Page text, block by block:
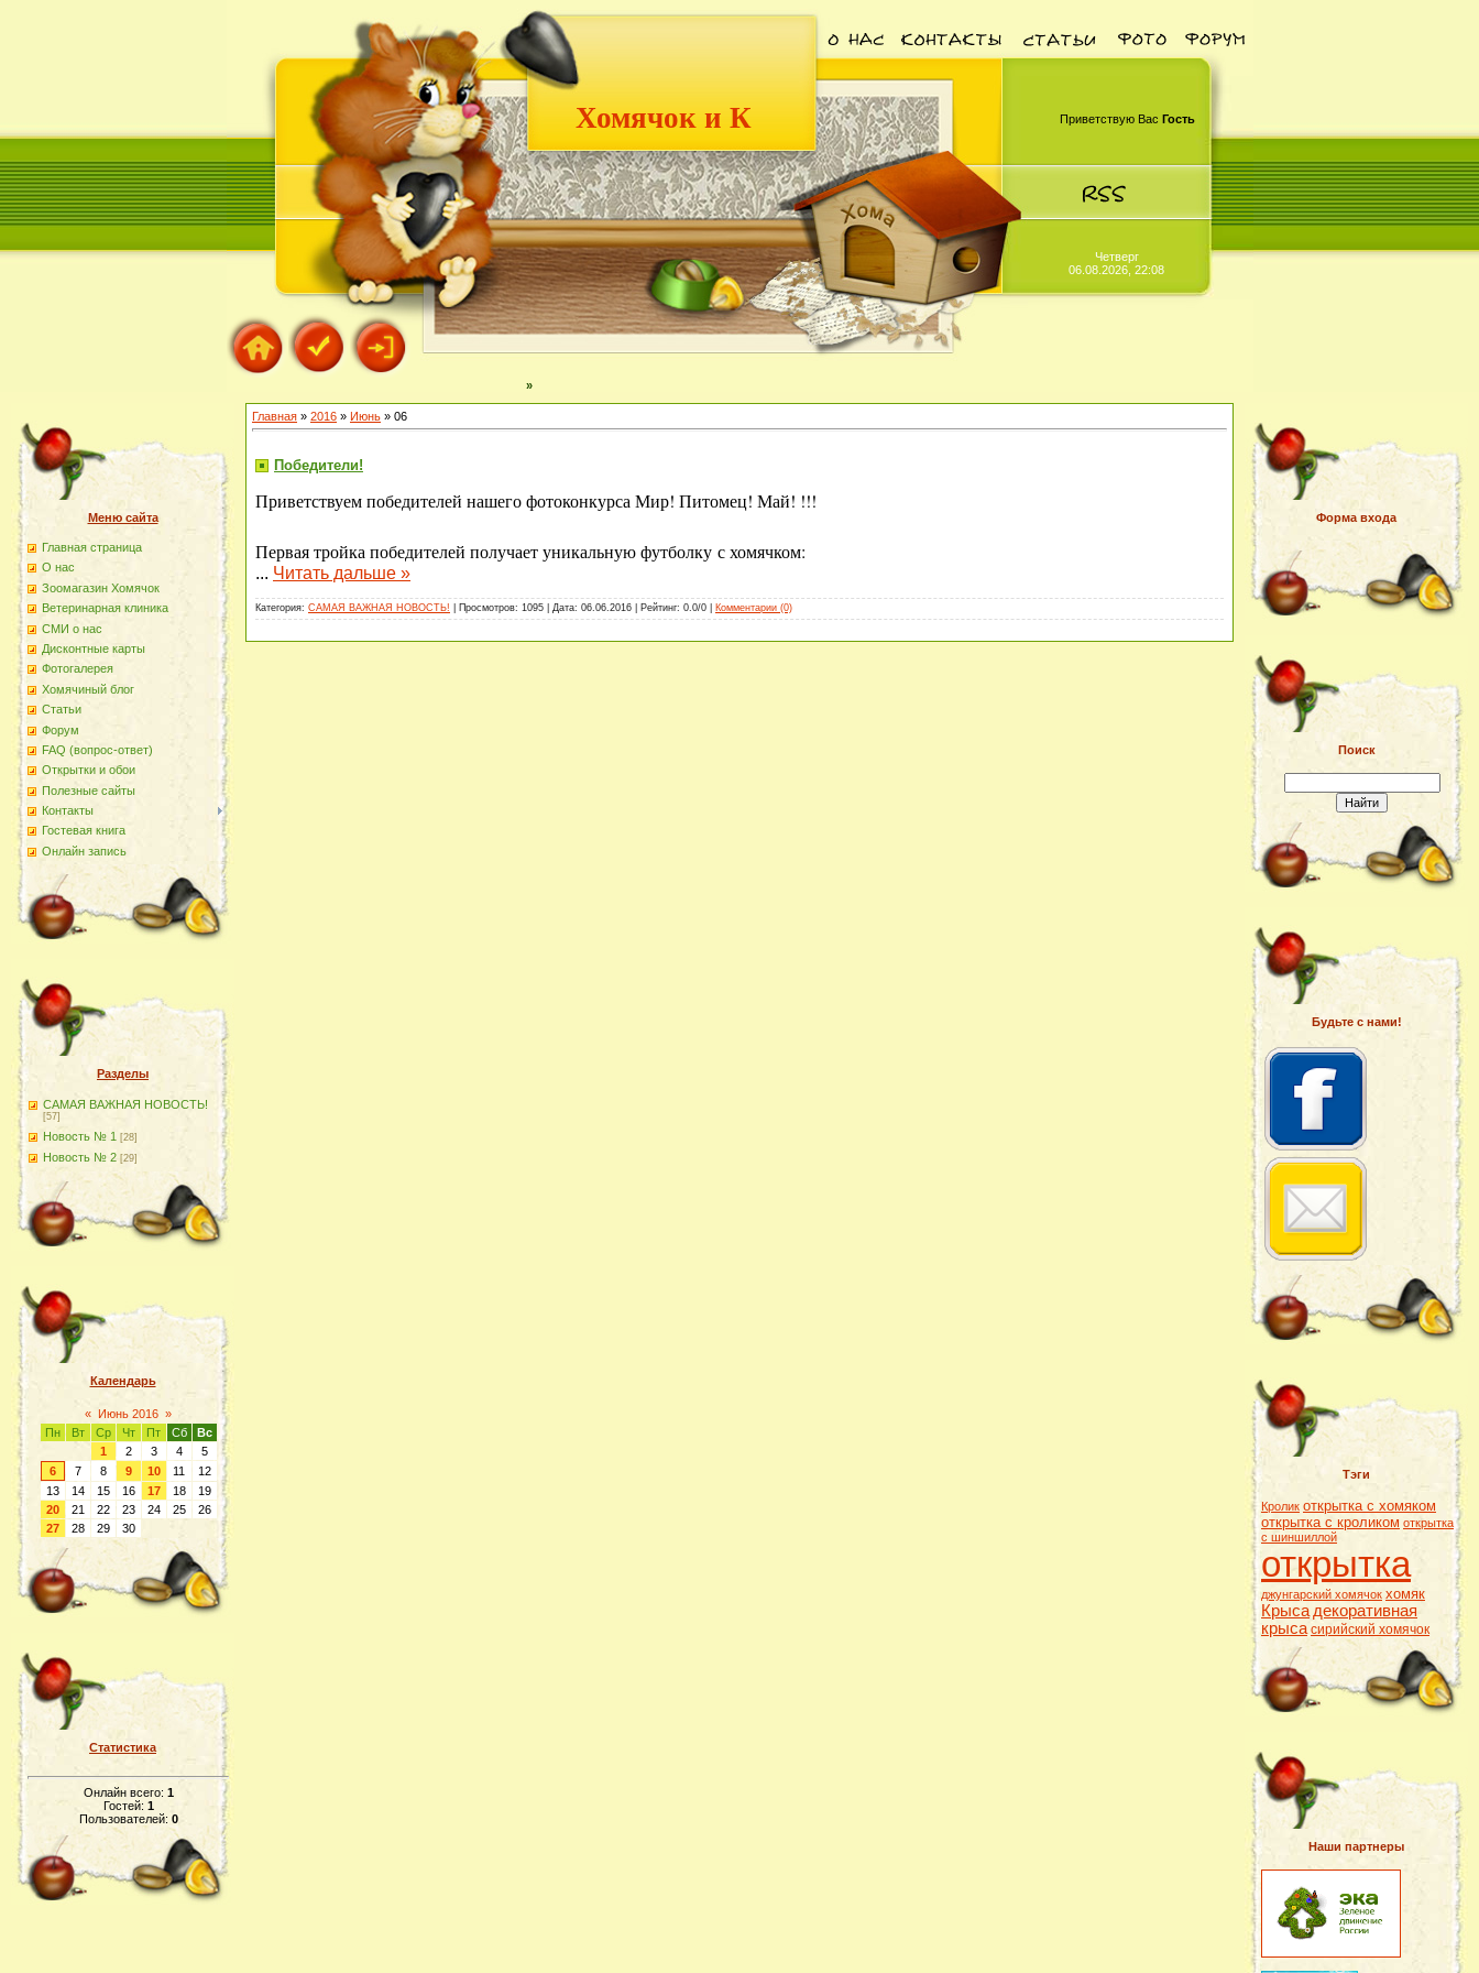
Хомячок и К Приветствую Вас Гость
Четверг
06.08.2026, 22:08
»
Меню сайта
Главная страница
О наc
Зоомагазин Хомячок
Ветеринарная клиника
СМИ о нас
Дисконтные карты
Фотогалерея
Хомячиный блог
Статьи
Форум
FAQ (вопрос-ответ)
Открытки и обои
Полезные сайты
Контакты
Гостевая книга
Онлайн запись
Разделы
САМАЯ ВАЖНАЯ НОВОСТЬ!
[57]
Новость № 1 [28]
Новость № 2 [29]
Календарь
« Июнь 2016 »
Пн
Вт Ср Чт Пт Сб
Вс
1
2 3 4
5
6
7 8 9 10 11
12
13
14 15 16 17 18
19
20
21 22 23 24 25
26
27
28 29 30
Статистика
Онлайн всего: 1
Гостей: 1
Пользователей: 0
Главная » 2016 » Июнь » 06
Победители!
Приветствуем победителей нашего фотоконкурса Мир! Питомец! Май! !!!
Первая тройка победителей получает уникальную футболку с хомячком:
... Читать дальше »
Категория: САМАЯ ВАЖНАЯ НОВОСТЬ! | Просмотров: 1095 | Дата: 06.06.2016 | Рейтинг: 0.0/0 | Комментарии (0)
Форма входа
Поиск
Будьте с нами!
Тэги
Кролик открытка с хомяком
открытка с кроликом открытка
с шиншиллой
открытка
джунгарский хомячок хомяк
Крыса декоративная
крыса сирийский хомячок
Наши партнеры